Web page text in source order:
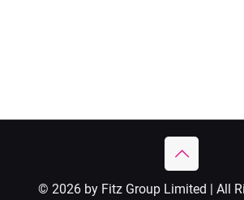
© 2026 by Fitz Group Limited | All